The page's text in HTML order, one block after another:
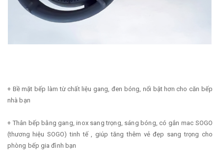
+ Bề mặt bếp làm từ chất liệu gang, đen bóng, nổi bật hơn cho căn bếp
nhà bạn
+ Thân bếp bằng gang, inox sang trọng, sáng bóng, có gắn mac SOGO
(thương hiệu SOGO) tinh tế , giúp tăng thêm vẻ đẹp sang trọng cho
phòng bếp gia đình bạn